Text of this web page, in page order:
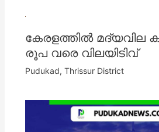
കേരളത്തില്‍ മദ്യവില
രൂപ വരെ വിലയിടിവ്
Pudukad, Thrissur District